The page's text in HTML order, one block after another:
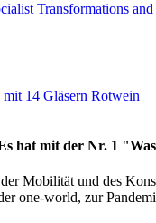
Transformations
14 Gläsern Rotwein
hat mit der Nr. 1
Mobilität und des
one-world, zur